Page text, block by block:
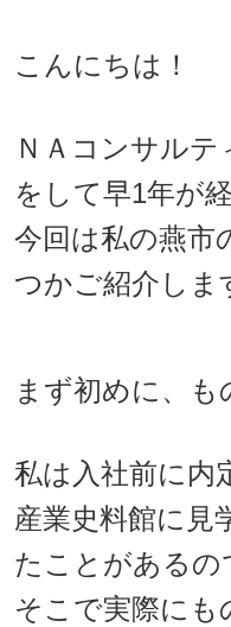
こんにちは！
ＮＡコンサル
をして早1年が
今回は私の燕市
つかご紹介しま
まず初めに、も
私は入社前に内
産業史料館に見
たことがあるの
そこで実際にも